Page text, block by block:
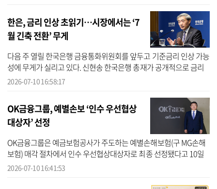
한은, 금리 인상 초읽기…시장에서는 ‘7
월 긴축 전환’ 무게
다음 주 열릴 한국은행 금융통화위원회를 앞두고 기준금리 인상 가능
성에 무게가 실리고 있다. 신현송 한국은행 총재가 공개적으로 금리
인상 필요성을 언급한 데 이어, 증권가와 각 연구기관도 잇달아 기준
2026-07-10 16:58:17
OK금융그룹, 예별손보 ‘인수 우선협상
대상자’ 선정
OK금융그룹은 예금보험공사가 주도하는 예별손해보험(구 MG손해
보험) 매각 절차에서 인수 우선협상대상자로 최종 선정됐다고 10일
밝혔다. OK금융에 따르면 이번 우선협상대상자 선정은 OK금융그룹
2026-07-10 16:41:53